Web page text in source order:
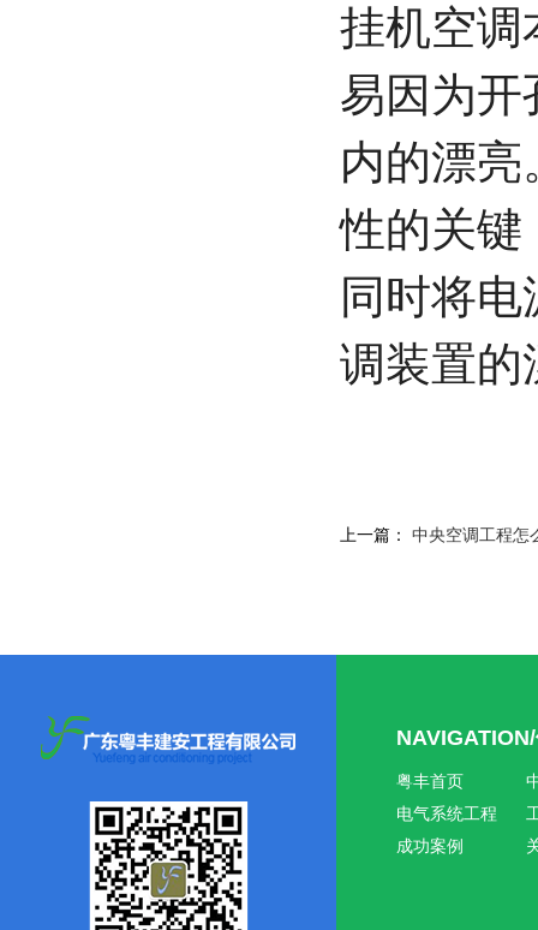
挂机空调
易因为开
内的漂
性的关键
同时将
调装置的
上一篇： 中央空调工程怎
粤丰首页
电气系统工程
成功案例